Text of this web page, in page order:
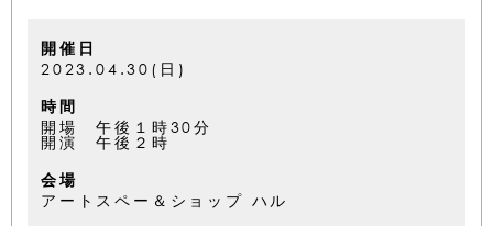
開催日
2023.04.30(日)
時間
開場 午後１時30分
開演 午後２時
会場
アートスペー＆ショップ ハル